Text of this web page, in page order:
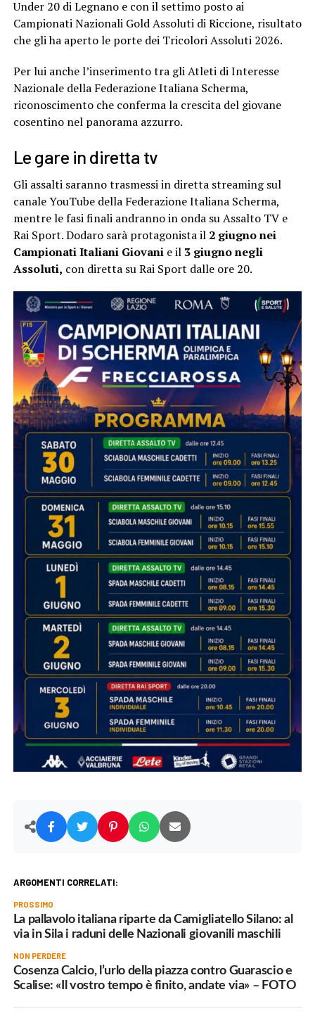
Under 20 di Legnano e con il settimo posto ai
Campionati Nazionali Gold Assoluti di Riccione, risultato
che gli ha aperto le porte dei Tricolori Assoluti 2026.
Per lui anche l’inserimento tra gli Atleti di Interesse
Nazionale della Federazione Italiana Scherma,
riconoscimento che conferma la crescita del giovane
cosentino nel panorama azzurro.
Le gare in diretta tv
Gli assalti saranno trasmessi in diretta streaming sul
canale YouTube della Federazione Italiana Scherma,
mentre le fasi finali andranno in onda su Assalto TV e
Rai Sport. Dodaro sarà protagonista il 2 giugno nei
Campionati Italiani Giovanie il3 giugno negli
Assoluti, con diretta su Rai Sport dalle ore 20.
ARGOMENTI CORRELATI:
PROSSIMO
La pallavolo italiana riparte da Camigliatello Silano: al
via in Sila i raduni delle Nazionali giovanili maschili
NON PERDERE
Cosenza Calcio, l’urlo della piazza contro Guarascio e
Scalise: «Il vostro tempo è finito, andate via» – FOTO